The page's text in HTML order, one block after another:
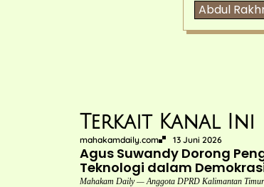
Abdul
Terkait Kanal Ini
mahakamdaily.com 13 Juni 2026
Agus Suwandy Dorong
Teknologi dalam
Mahakam Daily — Anggota DPRD Kalimantan